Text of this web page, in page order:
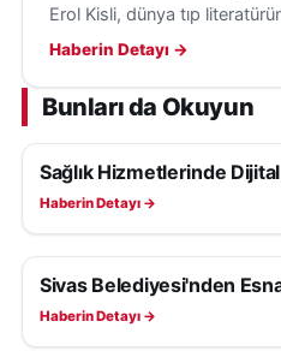
Erol Kisli, dünya tıp
Limits" çalışmasıyla dikkat
Haberin Detayı →
Bunları da Okuyun
SAĞLIK
Sağlık Hizmetlerinde
Haberin Detayı →
SAĞLIK
Sivas Belediyesi'nden
Haberin Detayı →